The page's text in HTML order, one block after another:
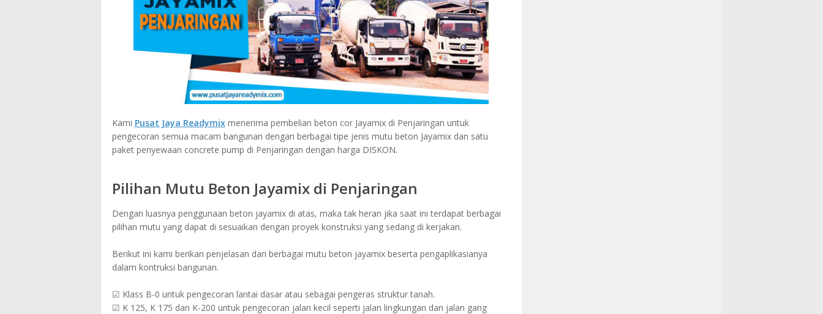
Kami Pusat Jaya Readymixmenerima pembelian beton cor Jayamix di Penjaringan untuk
pengecoran semua macam bangunan dengan berbagai tipe jenis mutu beton Jayamix dan satu
paket penyewaan concrete pump di Penjaringan dengan harga DISKON.
Pilihan Mutu Beton Jayamix di Penjaringan
Dengan luasnya penggunaan beton jayamix di atas, maka tak heran jika saat ini terdapat berbagai
pilihan mutu yang dapat di sesuaikan dengan proyek konstruksi yang sedang di kerjakan.
Berikut ini kami berikan penjelasan dari berbagai mutu beton jayamix beserta pengaplikasianya
dalam kontruksi bangunan.
☑ Klass B-0 untuk pengecoran lantai dasar atau sebagai pengeras struktur tanah.
☑ K 125, K 175 dan K-200 untuk pengecoran jalan kecil seperti jalan lingkungan dan jalan gang